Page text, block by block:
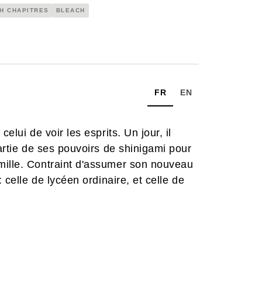
CHAPITRES BLEACH
FR EN
de voir les esprits. Un jour, il
de ses pouvoirs de shinigami pour
Contraint d'assumer son nouveau
de lycéen ordinaire, et celle de